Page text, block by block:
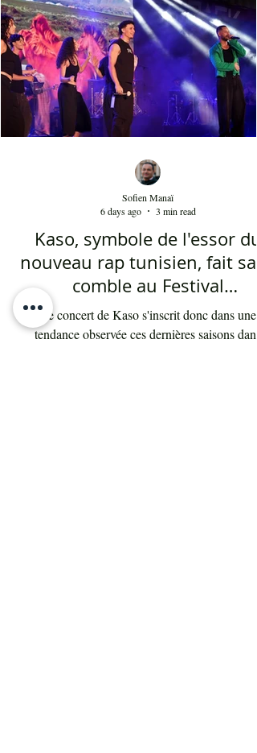
Rebaï, un élégant chanteur, présent maintenant
dans l'univers du chant national depuis au
cinq ans. Sans oublier la soprano Nesrine
Mahbouli e
Kaso, symbole de l'essor du
nouveau rap tunisien, fait
comble au Festival
Sofien Manaï
6 days ago
3 min read